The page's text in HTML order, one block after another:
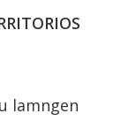
lamngen